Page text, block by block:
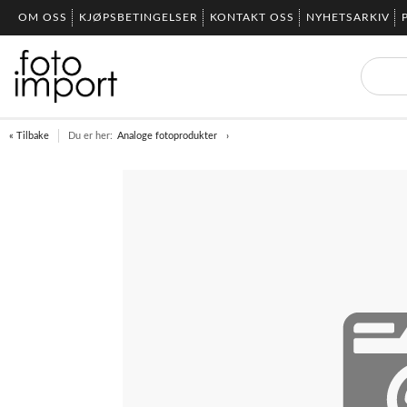
OM OSS KJØPSBETINGELSER KONTAKT OSS NYHETSARKIV
« Tilbake Du er her: Analoge fotoprodukter